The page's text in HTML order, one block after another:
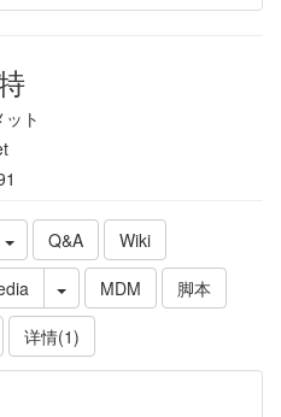
ト
Q&A
Wiki
MDM
脚本
详情(1)